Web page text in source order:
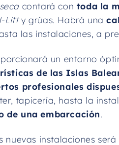
contará con toda la
Lifty grúas. Habrá una
las instalaciones, a
un entorno
de las Islas
profesionales
tapicería, hasta la
de una embarcación.
nuevas instalaciones